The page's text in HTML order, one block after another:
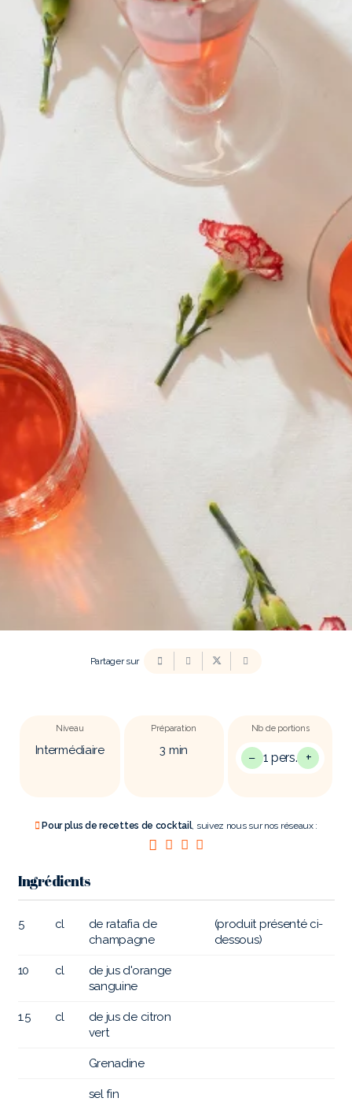
Partager sur
Niveau
Intermédiaire
Préparation
3 min
Nb de portions
− 1 pers. +
Pour plus de recettes de cocktail, suivez nous sur nos réseaux :
Ingrédients
5 cl
de ratafia de
champagne
(produit présenté ci-
dessous)
10 cl
de jus d'orange
sanguine
1.5 cl
de jus de citron
vert
Grenadine
sel fin